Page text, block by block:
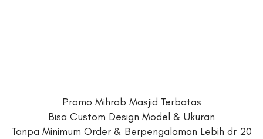
Promo Mihrab Masjid Terbatas
Bisa Custom Design Model & Ukuran
Tanpa Minimum Order & Berpengalaman Lebih dr 20